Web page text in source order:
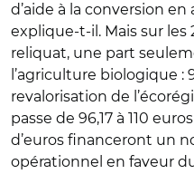
d’aide à la conversion
explique-t-il. Mais sur les
reliquat, une part
l’agriculture biologique :
revalorisation de
passe de 96,17 à 110
d’euros financeront un
opérationnel en faveur